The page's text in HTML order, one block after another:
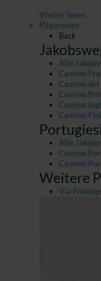
Weiter lesen
Pilgerwege
Back
Alle
Camino
Camino
Camino
Camino
Camino
Alle
Camino
Camino
Weitere
Via